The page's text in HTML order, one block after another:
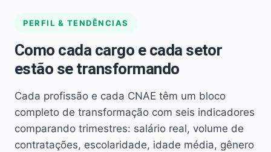
PERFIL & TENDÊNCIAS
Como cada cargo e cada setor
estão se transformando
Cada profissão e cada CNAE têm um bloco
completo de transformação com seis indicadores
comparando trimestres: salário real, volume de
contratações, escolaridade, idade média, gênero